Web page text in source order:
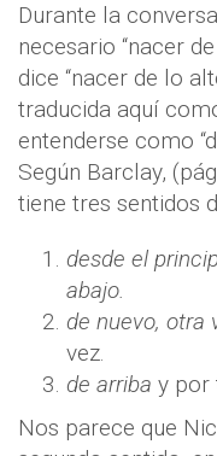
Durante la
necesario “nacer
dice “nacer de lo
traducida aquí
entenderse como
Según Barclay,
tiene tres sentidos
desde el
abajo.
de nuevo, otra
vez.
de arriba y por
Nos parece que